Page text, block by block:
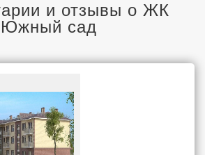
ВСЕ НОВОСТРОЙКИ
НОВОСТРОЕК
ПОСЕЛКИ
и отзывы о ЖК
Южный сад